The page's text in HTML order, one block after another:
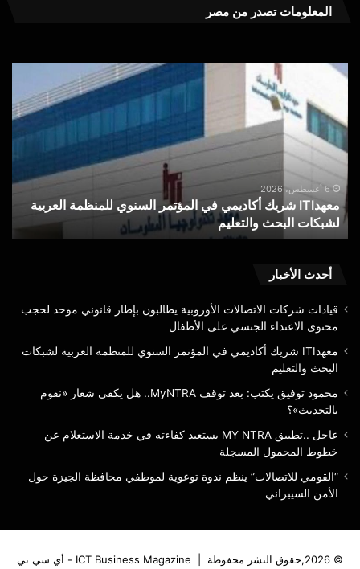
المعلومات تصدر من مصر
أكاديمي
في
المؤتمر
السنوي
للمنظمة
العربية
لشبكات
البحث
والتعليم
6 أغسطس، 2026
معهدITI شريك أكاديمي في المؤتمر السنوي للمنظمة العربية
لشبكات البحث والتعليم
بعد
أحدث الأخبار
قيادات شركات الاتصالات الأوروبية يطالبون بإطار قانوني موحد لحجب
محتوى الاعتداء الجنسي على الأطفال
معهدITI شريك أكاديمي في المؤتمر السنوي للمنظمة العربية لشبكات
البحث والتعليم
محمود توفيق يكتب: بعد توقف MyNTRA.. هل يكفي شعار «نقوم
بالتحديث»؟
عاجل ..تطبيق MY NTRA يستعيد كفاءته في خدمة الاستعلام عن
خطوط المحمول المسجلة
“القومي للاتصالات” ينظم ندوة توعوية لموظفي محافظة الجيزة حول
الأمن السيبراني
© 2026,حقوق النشر محفوظة | ICT Business Magazine - أي سي تي